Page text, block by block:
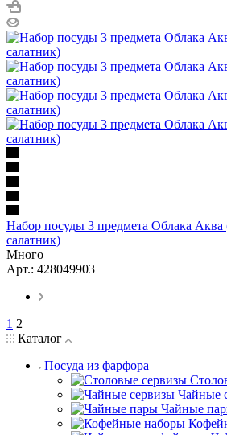
Набор посуды 3 предмета Облака Аква
салатник)
Много
Арт.: 428049903
1 2
Каталог
Посуда из фарфора
Чайные
Чайные